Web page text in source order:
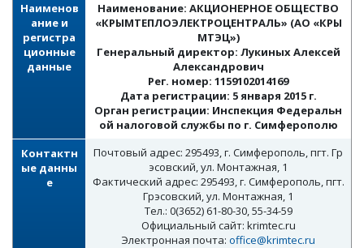
Наименов
ание и
регистра
ционные
данные
Наименование: АКЦИОНЕРНОЕ ОБЩЕСТВО
«КРЫМТЕПЛОЭЛЕКТРОЦЕНТРАЛЬ» (АО «КРЫ
МТЭЦ»)
Генеральный директор: Лукиных Алексей
Александрович
Рег. номер: 1159102014169
Дата регистрации: 5 января 2015 г.
Орган регистрации: Инспекция Федеральн
ой налоговой службы по г. Симферополю
Контактн
ые данны
е
Почтовый адрес: 295493, г. Симферополь, пгт. Гр
эсовский, ул. Монтажная, 1
Фактический адрес: 295493, г. Симферополь, пгт.
Грэсовский, ул. Монтажная, 1
Тел.: 0(3652) 61-80-30, 55-34-59
Официальный сайт: krimtec.ru
Электронная почта: office@krimtec.ru